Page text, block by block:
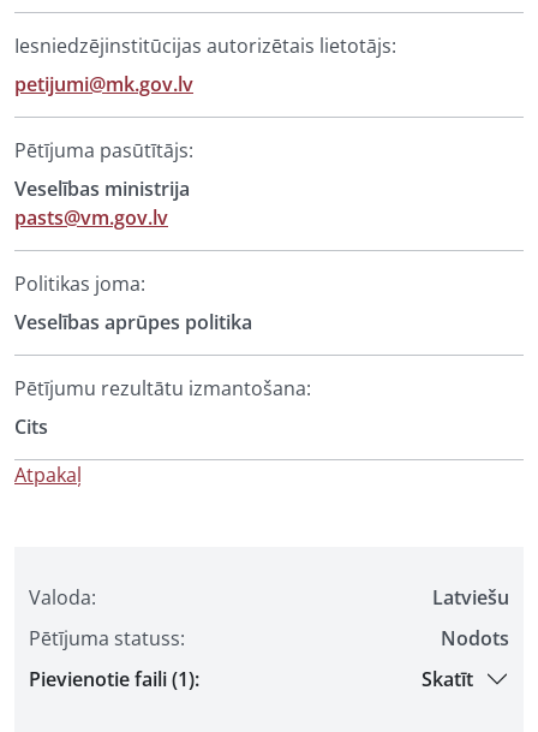
Valoda:
Latviešu
Pētījuma statuss:
Nodots
Pievienotie faili (1):
Skatīt
Iesniedzējinstitūcijas autorizētais lietotājs:
petijumi@mk.gov.lv
Pētījuma pasūtītājs:
Veselības ministrija
pasts@vm.gov.lv
Politikas joma:
Veselības aprūpes politika
Pētījumu rezultātu izmantošana:
Cits
Atpakaļ